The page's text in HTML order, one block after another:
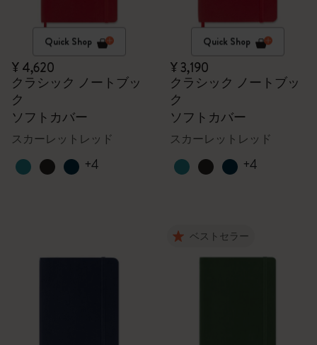
Quick Shop
¥ 4,620
クラシック ノートブッ
ク
ソフトカバー
スカーレットレッド
+4
Quick Shop
¥ 3,190
クラシック ノートブッ
ク
ソフトカバー
スカーレットレッド
+4
ベストセラー